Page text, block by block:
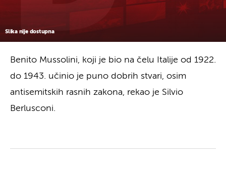
Slika nije dostupna
Benito Mussolini, koji je bio na čelu Italije od 1922.
do 1943. učinio je puno dobrih stvari, osim
antisemitskih rasnih zakona, rekao je Silvio
Berlusconi.